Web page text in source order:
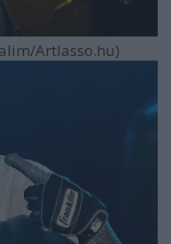
Artlasso.hu)